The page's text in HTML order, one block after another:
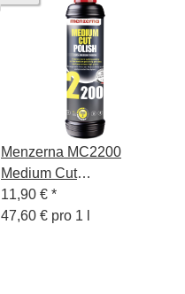
Menzerna MC2200
Medium Cut
Feinschleifpaste 250ml
11,90 € *
47,60 € pro 1 l